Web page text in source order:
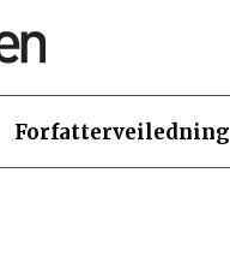
Forfatterveiledning